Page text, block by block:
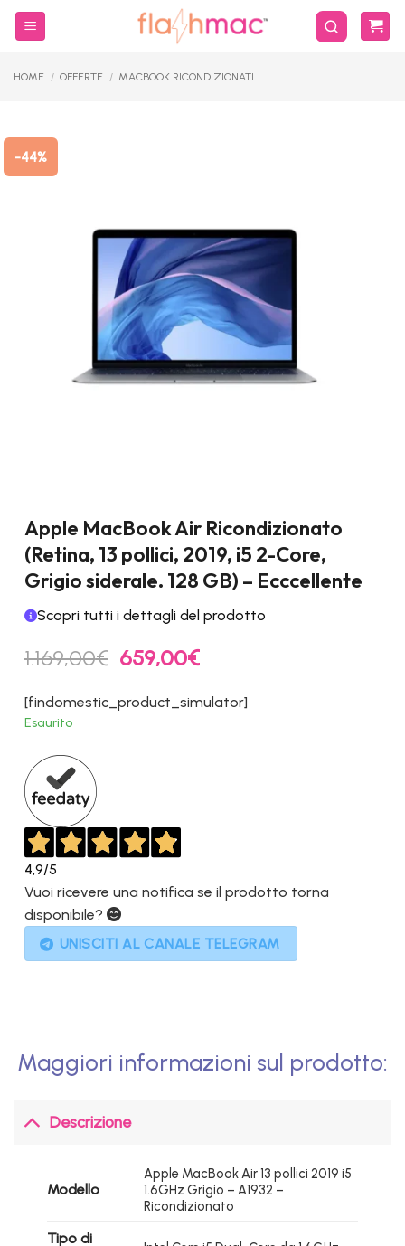
Salta
HOME / OFFERTE / MACBOOK RICONDIZIONATI
-44%
Apple MacBook Air Ricondizionato
(Retina, 13 pollici, 2019, i5 2-Core,
Grigio siderale. 128 GB) – Ecccellente
Scopri tutti i dettagli del prodotto
1.169,00€ Il
prezzo
originale
era:
659,00€Il
attuale
è:
[findomestic_product_simulator]
Esaurito
4,9/5
Vuoi ricevere una notifica se il prodotto torna
disponibile?
UNISCITI AL CANALE TELEGRAM
Maggiori informazioni sul prodotto:
Descrizione
Modello
Apple MacBook Air 13 pollici 2019 i5
1.6GHz Grigio – A1932 –
Ricondizionato
Tipo di